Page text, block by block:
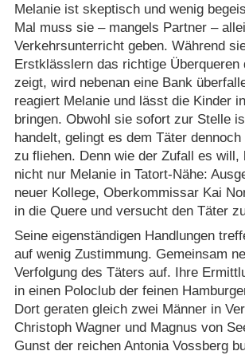
Melanie ist skeptisch und wenig
Mal muss sie – mangels Partner –
Verkehrsunterricht geben. Während
Erstklässlern das richtige Überqueren
zeigt, wird nebenan eine Bank
reagiert Melanie und lässt die Kinder
bringen. Obwohl sie sofort zur Stelle
handelt, gelingt es dem Täter
zu fliehen. Denn wie der Zufall es will,
nicht nur Melanie in Tatort-Nähe:
neuer Kollege, Oberkommissar Kai
in die Quere und versucht den Täter
Seine eigenständigen Handlungen
auf wenig Zustimmung. Gemeinsam
Verfolgung des Täters auf. Ihre
in einen Poloclub der feinen
Dort geraten gleich zwei Männer in
Christoph Wagner und Magnus von
Gunst der reichen Antonia Vossberg